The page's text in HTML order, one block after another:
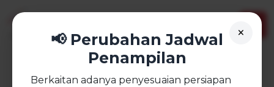
×
📢 Perubahan Jadwal
Penampilan
Berkaitan adanya penyesuaian persiapan